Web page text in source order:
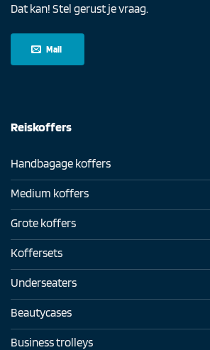
Dat kan! Stel gerust je vraag.
Mail
Reiskoffers
Handbagage koffers
Medium koffers
Grote koffers
Koffersets
Underseaters
Beautycases
Business trolleys